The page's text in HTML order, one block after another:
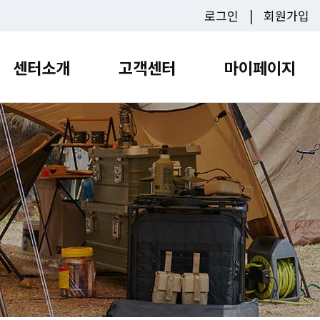
로그인 회원가입
대관신청 숙박/캠핑신청
소년문화센터
내
광교청소년청년센터
프로그램안내
접수안내
수강신청
프
접
수
소년청년센터
안내
칠보청소년청년센터
프로그램안내
프
수원청소년문화센터
이용안내
대관신청
광교청소년청
이용안내
대관신청
영통청소년청년센터
이용안내
대관신청
칠보청소년청
이용안내
대관신청
비스 안내 정보를
수원유스호스텔
이용안내
시설소개
숙박/캠핑 신청
센터소개
센터소개
수원
광교
권선
장안
영통
칠보
고객센터
고객센터
마이페이지
마이